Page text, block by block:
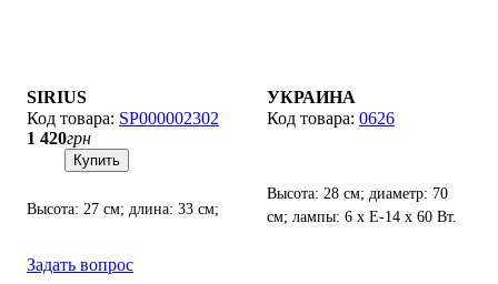
SIRIUS
SP000002302
1 420грн
Купить
Высота: 27 см; длина: 33 см;
УКРАИНА
0626
Высота: 28 см; диаметр: 70
см; лампы: 6 х Е-14 х 60 Вт.
Задать вопрос